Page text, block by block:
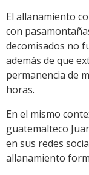
El allanamiento
con
decomisados no
además de que
permanencia de
horas.
En el mismo
guatemalteco
en sus redes
allanamiento